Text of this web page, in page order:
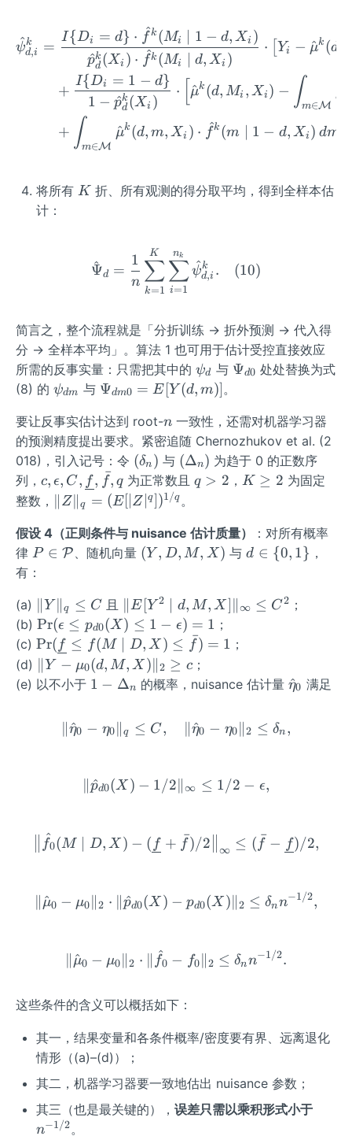
D,
X)
M,
X)
_k
\begin{aligned}
ψ
^
d,i
k =
p
^d
k (Xi ) ⋅ f
^k (Mi d, Xi )
I{Di = d} ⋅ f
^k (Mi 1 − d, Xi )
⋅ Yi − μ
^k (d
+
1 − p
^d
k (Xi )
I{Di = 1 − d}
⋅ [μ
^k (d, Mi , Xi ) − ∫m∈ M
+ ∫m∈ M
μ
^k (d, m, Xi ) ⋅ f
^k (m ∣ 1 − d, Xi ) dm
将所有 K
K折、所有观测的得分取平均，得到全样本估
计：
Ψ
^d =
n
1
k=1
∑
K
i=1
∑
nk
ψ
^
d,i
k . (10)
简言之，整个流程就是「分折训练 → 折外预测 → 代入得
分 → 全样本平均」。算法 1 也可用于估计受控直接效应
所需的反事实量：只需把其中的 \p
si
ψd 与 \P
0}
Ψd0 处处替换为式
(8) 的 \p
{d
m}
ψdm 与 \P
{d
m
0}
=E
[Y
(d,
m)]
Ψdm0 = E[Y (d, m)] 。
要让反事实估计达到 root-n
n 一致性，还需对机器学习器
的预测精度提出要求。紧密追随 Chernozhukov et al. (2
018)，引入记号：令 (\d
elt
a_
n)
(δn ) 与 (\D
elta
_n)
(Δn) 为趋于 0 的正数序
列， c,\e
psilo
C,\u
nder
ar f,
q
c, ϵ, C, f , f
ˉ, q 为正常数且q
q > 2 ， K
2
K ≥ 2 为固定
整数， \|Z
q=
(E[|
^
{1/
q}
∥ Z∥q = (E [ Z q])1/q 。
假设 4（正则条件与 nuisance 估计质量）
：对所有概率
律 P\i
n
ath
cal
{P}
P ∈ P 、随机向量 (Y,
X)
(Y , D, M, X ) 与d
{0,
d ∈ {0, 1} ，
有：
(a) \|
Y
\|
_
q
\l
∥ Y ∥q ≤ C 且 \|
E
[Y
^2
\m
id
M,
\in
C^
2
∥E[Y 2 ∣ d, M, X ]∥∞ ≤ C2 ；
(b) \P
r
(\e
psil
on
\e
psil
=1
Pr(ϵ ≤ pd0(X ) ≤ 1 − ϵ) = 1 ；
(c) \P
r
(\u
D,
\b
ar
Pr( f ≤ f(M ∣ D, X ) ≤ fˉ) = 1 ；
(d) \|
Y-
\g
∥ Y − μ0(d, M, X )∥2 ≥ c；
(e) 以不小于 1-
a_
1 − Δn 的概率，nuisance 估计量 \h
ta
η
^0 满足
\|\hat\eta_0-
∥η
^0 − η0 ∥q ≤ C, ∥η
^0 − η0 ∥2 ≤ δn ,
\|\hat p_{d0}(X)-1/
∥p
^d0(X ) − 1/2∥∞ ≤ 1/2 − ϵ,
\bigl\|\hat f_0(M\mid
f^0(M ∣ D, X ) − ( f + fˉ)/2 ∞ ≤ ( fˉ − f)/2,
\|\hat\mu_0-
μ
^0 − μ0 ∥2 ⋅ ∥p
^d0(X ) − pd0(X ) 2 ≤ δnn−1/2,
\|\hat\mu_0-
μ
^0 − μ0 ∥2 ⋅ f^0 − f0 2 ≤ δnn−1/2.
这些条件的含义可以概括如下：
其一，结果变量和各条件概率/密度要有界、远离退化
情形（(a)–(d)）；
其二，机器学习器要一致地估出 nuisance 参数；
其三（也是最关键的）， 误差只需以乘积形式小于n
n−1/2。